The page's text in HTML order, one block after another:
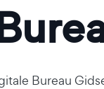
Bureau